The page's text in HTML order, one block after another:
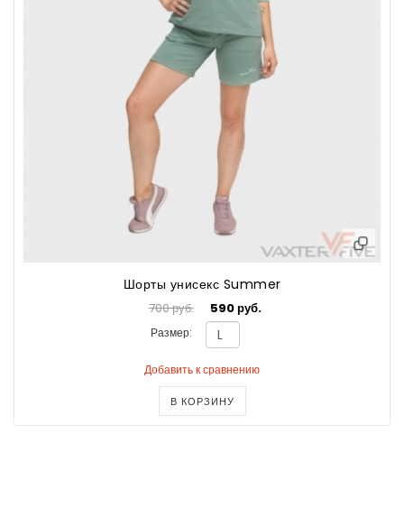
Шорты унисекс Summer
700 руб. 590 руб.
Размер:
Добавить к сравнению
В КОРЗИНУ